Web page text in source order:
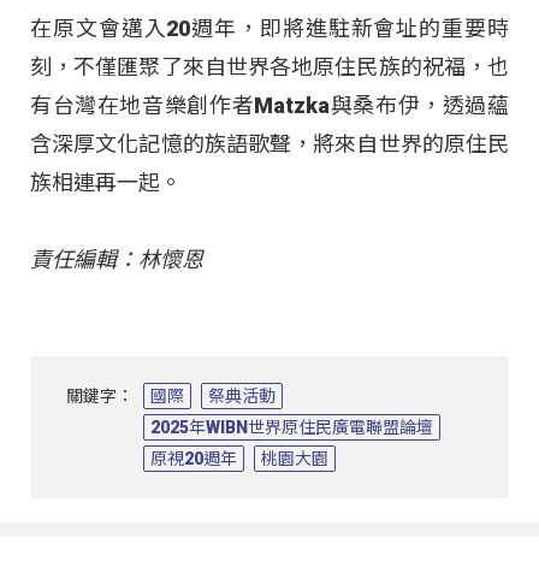
在原文會邁入20週年，即將進駐新會址的重要時
刻，不僅匯聚了來自世界各地原住民族的祝福，也
有台灣在地音樂創作者Matzka與桑布伊，透過蘊
含深厚文化記憶的族語歌聲，將來自世界的原住民
族相連再一起。
責任編輯：林懷恩
關鍵字： 國際
祭典活動
2025年WIBN世界原住民廣電聯盟論壇
原視20週年
桃園大園